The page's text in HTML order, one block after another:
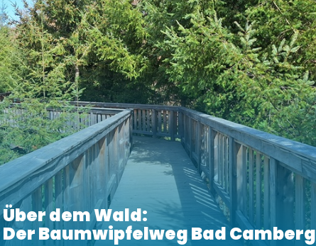
Über dem Wald:
Der Baumwipfelweg Bad Camberg